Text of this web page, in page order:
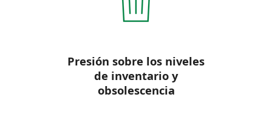
Presión sobre los niveles
de inventario y
obsolescencia